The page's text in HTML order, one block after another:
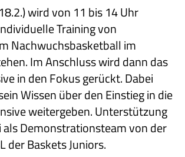
wird von 11 bis 14 Uhr
Training von
Nachwuchsbasketball im
Im Anschluss wird dann das
in den Fokus gerückt. Dabei
Wissen über den Einstieg in die
weitergeben. Unterstützung
als Demonstrationsteam von der
der Baskets Juniors.